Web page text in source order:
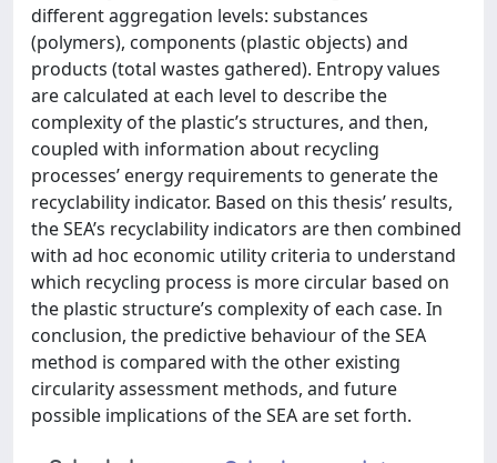
different aggregation levels: substances
(polymers), components (plastic objects) and
products (total wastes gathered). Entropy values
are calculated at each level to describe the
complexity of the plastic’s structures, and then,
coupled with information about recycling
processes’ energy requirements to generate the
recyclability indicator. Based on this thesis’ results,
the SEA’s recyclability indicators are then combined
with ad hoc economic utility criteria to understand
which recycling process is more circular based on
the plastic structure’s complexity of each case. In
conclusion, the predictive behaviour of the SEA
method is compared with the other existing
circularity assessment methods, and future
possible implications of the SEA are set forth.